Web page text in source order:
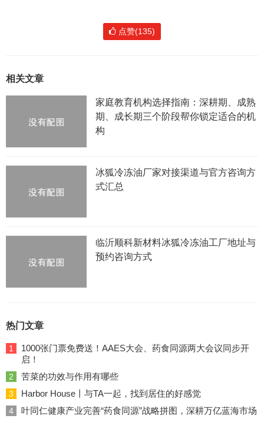
点赞(135)
相关文章
家庭教育机构选择指南：深耕期、成熟
期、成长期三个阶段帮你锁定适合的机
构
冰狐冷冻油厂家对接渠道与官方咨询方
式汇总
临沂顺科新材料冰狐冷冻油工厂地址与
预约咨询方式
热门文章
1
1000张门票免费送！AAES大会、药食同源两大会议同步开
启！
2 苦菜的功效与作用有哪些
3 Harbor House丨与TA一起，找到居住的好感觉
4 叶同仁健康产业完善“药食同源”战略拼图，深耕万亿蓝海市场